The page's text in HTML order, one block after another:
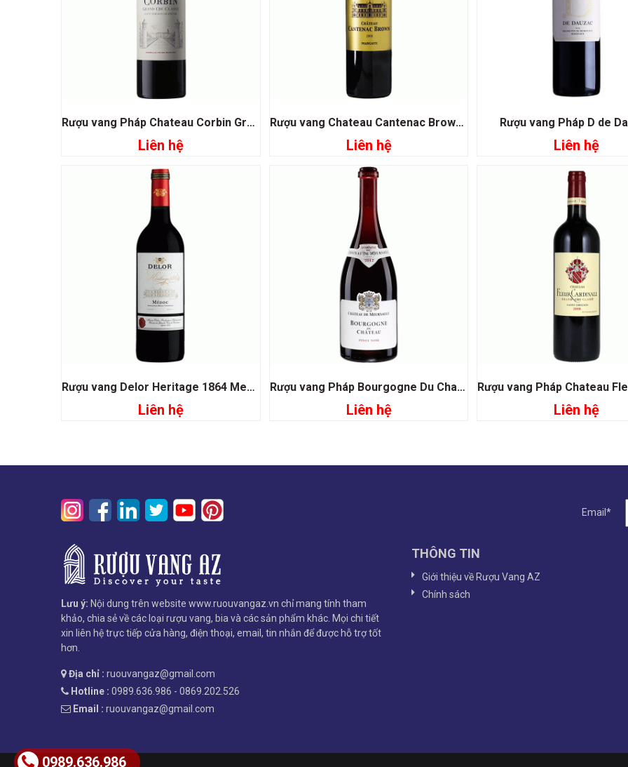
Đọc tiếp
Rượu vang Pháp Chateau Corbin Grand Cru Classe
Liên hệ
Đọc tiếp
Rượu vang Chateau Cantenac Brown Grand Cru Classé 1855
Liên hệ
Đọc tiếp
Rượu vang Pháp D de
Liên hệ
Đọc tiếp
Rượu vang Delor Heritage 1864 Medoc
Liên hệ
Đọc tiếp
Rượu vang Pháp Bourgogne Du Chateau
Liên hệ
Đọc tiếp
Liên hệ
Lưu ý: Nội dung trên website www.ruouvangaz.vn chỉ mang tính tham
khảo, chia sẻ về các loại rượu vang, bia và các sản phẩm khác. Mọi chi tiết
xin liên hệ trực tiếp cửa hàng, điện thoại, email, tin nhắn để được hỗ trợ tốt
hơn.
Địa chỉ : ruouvangaz@gmail.com
Hotline : 0989.636.986 - 0869.202.526
Email : ruouvangaz@gmail.com
Email*
THÔNG TIN
Giới thiệu về Rượu Vang AZ
Chính sách
0989.636.986